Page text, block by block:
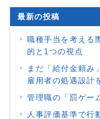
最新の投稿
職種手当を考える
的と1つの視点
まだ「給付金頼み
雇用者の処遇設計
管理職の「罰ゲ
人事評価基準で行